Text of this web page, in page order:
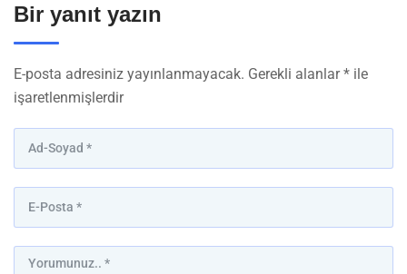
Bir yanıt yazın
E-posta adresiniz yayınlanmayacak. Gerekli alanlar* ile
işaretlenmişlerdir